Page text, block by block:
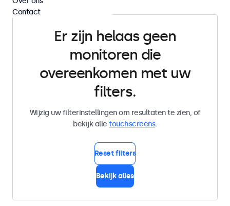
Er zijn helaas geen
monitoren die
overeenkomen met uw
filters.
Wijzig uw filterinstellingen om resultaten te zien, of
bekijk alletouchscreens.
Reset filters
Bekijk alles
Contact